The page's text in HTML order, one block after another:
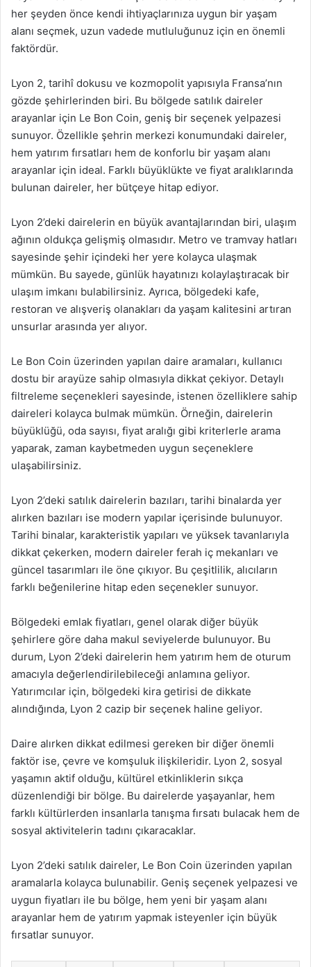
her şeyden önce kendi ihtiyaçlarınıza uygun bir yaşam
alanı seçmek, uzun vadede mutluluğunuz için en önemli
faktördür.
Lyon 2, tarihî dokusu ve kozmopolit yapısıyla Fransa’nın
gözde şehirlerinden biri. Bu bölgede satılık daireler
arayanlar için Le Bon Coin, geniş bir seçenek yelpazesi
sunuyor. Özellikle şehrin merkezi konumundaki daireler,
hem yatırım fırsatları hem de konforlu bir yaşam alanı
arayanlar için ideal. Farklı büyüklükte ve fiyat aralıklarında
bulunan daireler, her bütçeye hitap ediyor.
Lyon 2’deki dairelerin en büyük avantajlarından biri, ulaşım
ağının oldukça gelişmiş olmasıdır. Metro ve tramvay hatları
sayesinde şehir içindeki her yere kolayca ulaşmak
mümkün. Bu sayede, günlük hayatınızı kolaylaştıracak bir
ulaşım imkanı bulabilirsiniz. Ayrıca, bölgedeki kafe,
restoran ve alışveriş olanakları da yaşam kalitesini artıran
unsurlar arasında yer alıyor.
Le Bon Coin üzerinden yapılan daire aramaları, kullanıcı
dostu bir arayüze sahip olmasıyla dikkat çekiyor. Detaylı
filtreleme seçenekleri sayesinde, istenen özelliklere sahip
daireleri kolayca bulmak mümkün. Örneğin, dairelerin
büyüklüğü, oda sayısı, fiyat aralığı gibi kriterlerle arama
yaparak, zaman kaybetmeden uygun seçeneklere
ulaşabilirsiniz.
Lyon 2’deki satılık dairelerin bazıları, tarihi binalarda yer
alırken bazıları ise modern yapılar içerisinde bulunuyor.
Tarihi binalar, karakteristik yapıları ve yüksek tavanlarıyla
dikkat çekerken, modern daireler ferah iç mekanları ve
güncel tasarımları ile öne çıkıyor. Bu çeşitlilik, alıcıların
farklı beğenilerine hitap eden seçenekler sunuyor.
Bölgedeki emlak fiyatları, genel olarak diğer büyük
şehirlere göre daha makul seviyelerde bulunuyor. Bu
durum, Lyon 2’deki dairelerin hem yatırım hem de oturum
amacıyla değerlendirilebileceği anlamına geliyor.
Yatırımcılar için, bölgedeki kira getirisi de dikkate
alındığında, Lyon 2 cazip bir seçenek haline geliyor.
Daire alırken dikkat edilmesi gereken bir diğer önemli
faktör ise, çevre ve komşuluk ilişkileridir. Lyon 2, sosyal
yaşamın aktif olduğu, kültürel etkinliklerin sıkça
düzenlendiği bir bölge. Bu dairelerde yaşayanlar, hem
farklı kültürlerden insanlarla tanışma fırsatı bulacak hem de
sosyal aktivitelerin tadını çıkaracaklar.
Lyon 2’deki satılık daireler, Le Bon Coin üzerinden yapılan
aramalarla kolayca bulunabilir. Geniş seçenek yelpazesi ve
uygun fiyatları ile bu bölge, hem yeni bir yaşam alanı
arayanlar hem de yatırım yapmak isteyenler için büyük
fırsatlar sunuyor.